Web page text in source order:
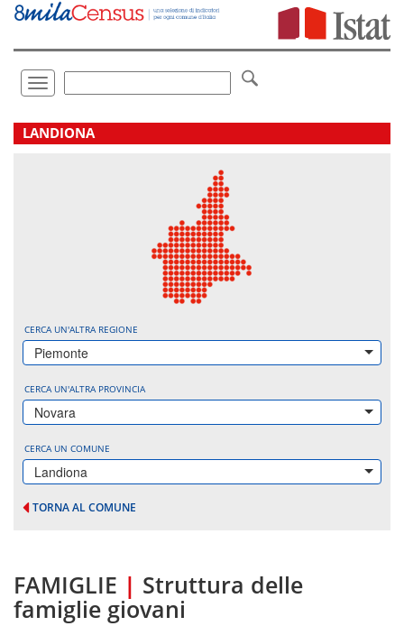
Vai
direttamente
Toggle
navigation
LANDIONA
CERCA UN'ALTRA REGIONE
Piemonte
CERCA UN'ALTRA PROVINCIA
Novara
CERCA UN COMUNE
Landiona
TORNA AL COMUNE
FAMIGLIE | Struttura delle
famiglie giovani